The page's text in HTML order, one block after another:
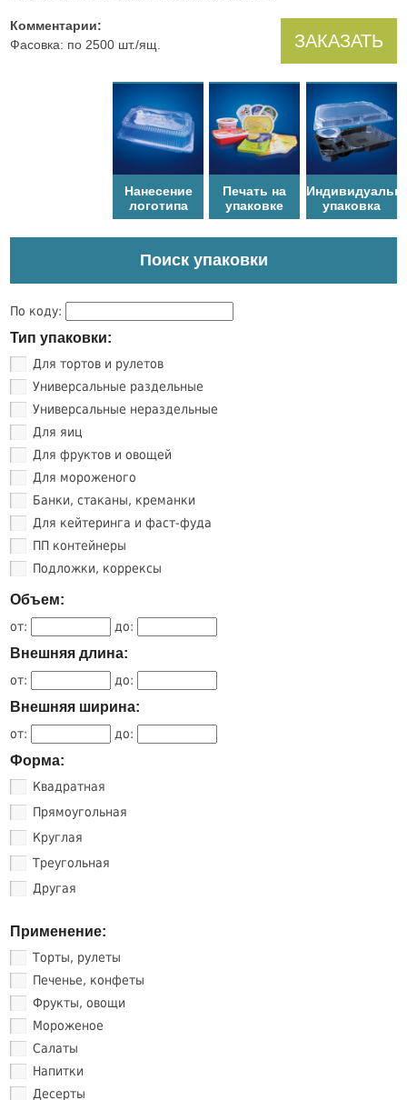
Комментарии:
Фасовка: по 2500 шт./ящ.
ЗАКАЗАТЬ
Нанесение
логотипа
Печать на
упаковке
упаковка
Поиск упаковки
По коду:
Тип упаковки:
Для тортов и рулетов
Универсальные раздельные
Универсальные нераздельные
Для яиц
Для фруктов и овощей
Для мороженого
Банки, стаканы, креманки
Для кейтеринга и фаст-фуда
ПП контейнеры
Подложки, коррексы
Объем:
от: до:
Внешняя длина:
от: до:
Внешняя ширина:
от: до:
Форма:
Квадратная
Прямоугольная
Круглая
Треугольная
Другая
Применение:
Торты, рулеты
Печенье, конфеты
Фрукты, овощи
Мороженое
Салаты
Напитки
Десерты